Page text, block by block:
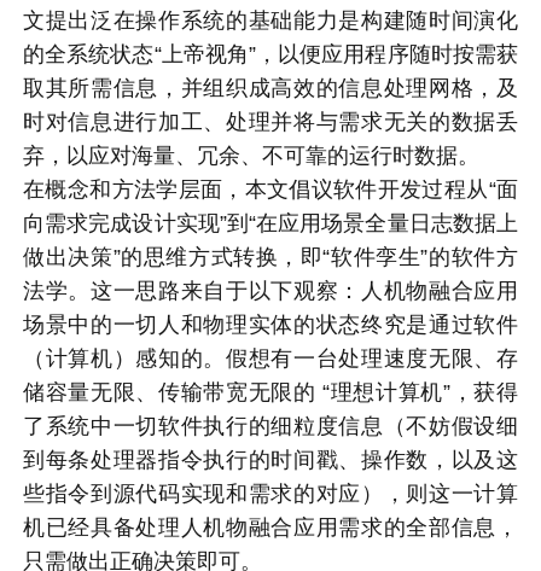
文提出泛在操作系统的基础能力是构建随时间演化
的全系统状态“上帝视角”，以便应用程序随时按需获
取其所需信息，并组织成高效的信息处理网格，及
时对信息进行加工、处理并将与需求无关的数据丢
弃，以应对海量、冗余、不可靠的运行时数据。
在概念和方法学层面，本文倡议软件开发过程从“面
向需求完成设计实现”到“在应用场景全量日志数据上
做出决策”的思维方式转换，即“软件孪生”的软件方
法学。这一思路来自于以下观察：人机物融合应用
场景中的一切人和物理实体的状态终究是通过软件
（计算机）感知的。假想有一台处理速度无限、存
储容量无限、传输带宽无限的 “理想计算机”，获得
了系统中一切软件执行的细粒度信息（不妨假设细
到每条处理器指令执行的时间戳、操作数，以及这
些指令到源代码实现和需求的对应），则这一计算
机已经具备处理人机物融合应用需求的全部信息，
只需做出正确决策即可。